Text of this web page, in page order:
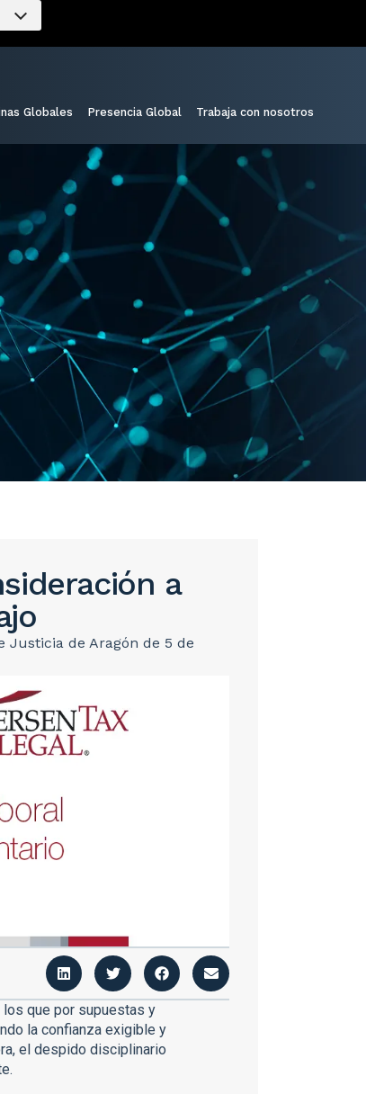
Globales Presencia Global Trabaja con nosotros
a
Justicia de Aragón de 5 de
que por supuestas y
la confianza exigible y
el despido disciplinario